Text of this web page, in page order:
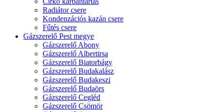
Radiátor csere
Kondenzációs kazán csere
Fűtés csere
Gázszerelő Pest megye
Gázszerelő Abony
Gázszerelő Albertirsa
Gázszerelő Biatorbágy
Gázszerelő Budakalász
Gázszerelő Budakeszi
Gázszerelő Budaörs
Gázszerelő Cegléd
Gázszerelő Csömör